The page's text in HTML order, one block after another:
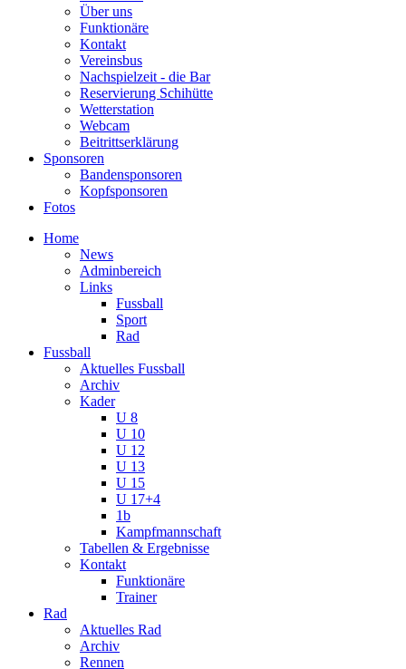
Über uns
Funktionäre
Kontakt
Vereinsbus
Nachspielzeit - die Bar
Reservierung Schihütte
Wetterstation
Webcam
Beitrittserklärung
Sponsoren
Bandensponsoren
Kopfsponsoren
Fotos
Home
News
Adminbereich
Links
Fussball
Sport
Rad
Fussball
Aktuelles Fussball
Archiv
Kader
U 8
U 10
U 12
U 13
U 15
U 17+4
1b
Kampfmannschaft
Tabellen & Ergebnisse
Kontakt
Funktionäre
Trainer
Rad
Aktuelles Rad
Archiv
Rennen